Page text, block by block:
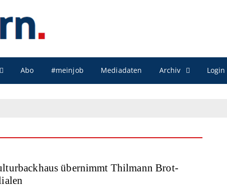
Abo #meinjob Mediadaten Archiv Login
übernimmt Thilmann Brot-